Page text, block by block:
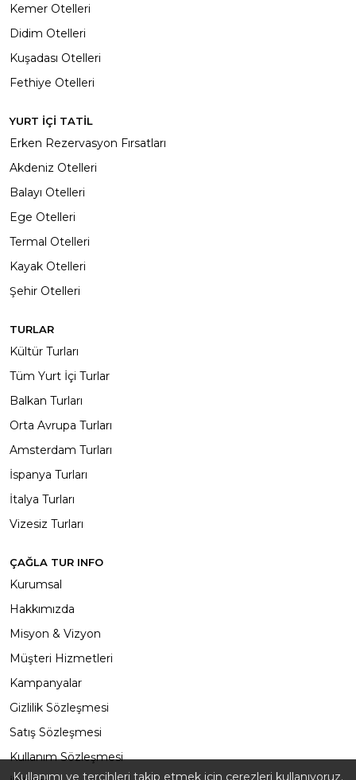
Kullanımı ve tercihleri ​​takip etmek için çerezleri kullanıyoruz.
Kemer Otelleri
Didim Otelleri
Kuşadası Otelleri
Fethiye Otelleri
YURT İÇİ TATİL
Erken Rezervasyon Fırsatları
Akdeniz Otelleri
Balayı Otelleri
Ege Otelleri
Termal Otelleri
Kayak Otelleri
Şehir Otelleri
TURLAR
Kültür Turları
Tüm Yurt İçi Turlar
Balkan Turları
Orta Avrupa Turları
Amsterdam Turları
İspanya Turları
İtalya Turları
Vizesiz Turları
ÇAĞLA TUR INFO
Kurumsal
Hakkımızda
Misyon & Vizyon
Müşteri Hizmetleri
Kampanyalar
Gizlilik Sözleşmesi
Satış Sözleşmesi
Kullanım Sözleşmesi